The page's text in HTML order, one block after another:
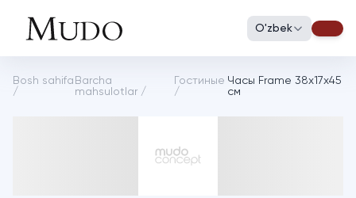
O'zbek
Bosh sahifa
/
Barcha
mahsulotlar /
Гостиные
/
Часы Frame 38х17х45
см